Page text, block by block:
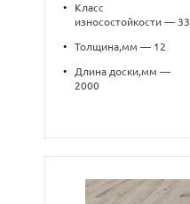
•
Класс
износостойкости — 33
• Толщина,мм — 12
•
Длина доски,мм —
2000